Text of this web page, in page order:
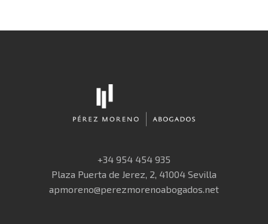
+34 954 454 935
Plaza Puerta de Jerez, 2, 41004 Sevilla
apmoreno@perezmorenoabogados.net